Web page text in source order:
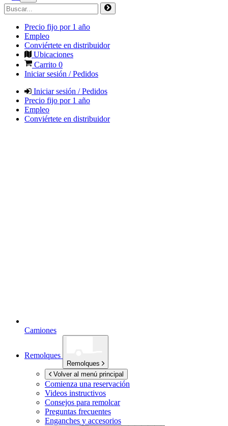
Precio fijo por 1 año
Empleo
Conviértete en distribuidor
Ubicaciones
Carrito 0
Iniciar sesión / Pedidos
Iniciar sesión / Pedidos
Precio fijo por 1 año
Empleo
Conviértete en distribuidor
Camiones
Remolques
Remolques
Volver al menú principal
Comienza una reservación
Videos instructivos
Consejos para remolcar
Preguntas frecuentes
Enganches y accesorios